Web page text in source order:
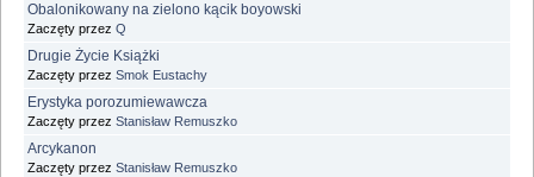
Obalonikowany na zielono kącik boyowski
Zaczęty przez Q
Drugie Życie Książki
Zaczęty przez Smok Eustachy
Erystyka porozumiewawcza
Zaczęty przez Stanisław Remuszko
Arcykanon
Zaczęty przez Stanisław Remuszko